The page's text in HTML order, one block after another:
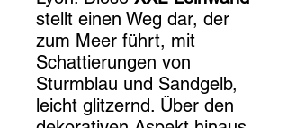
stellt einen Weg dar, der
zum Meer führt, mit
Schattierungen von
Sturmblau und Sandgelb,
leicht glitzernd. Über den